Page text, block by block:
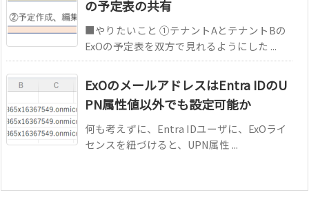
の予定表の共有
■やりたいこと ①テナントAとテナントBの
ExOの予定表を双方で見れるようにした ...
ExOのメールアドレスはEntra IDのU
PN属性値以外でも設定可能か
何も考えずに、Entra IDユーザに、ExOライ
センスを紐づけると、UPN属性 ...